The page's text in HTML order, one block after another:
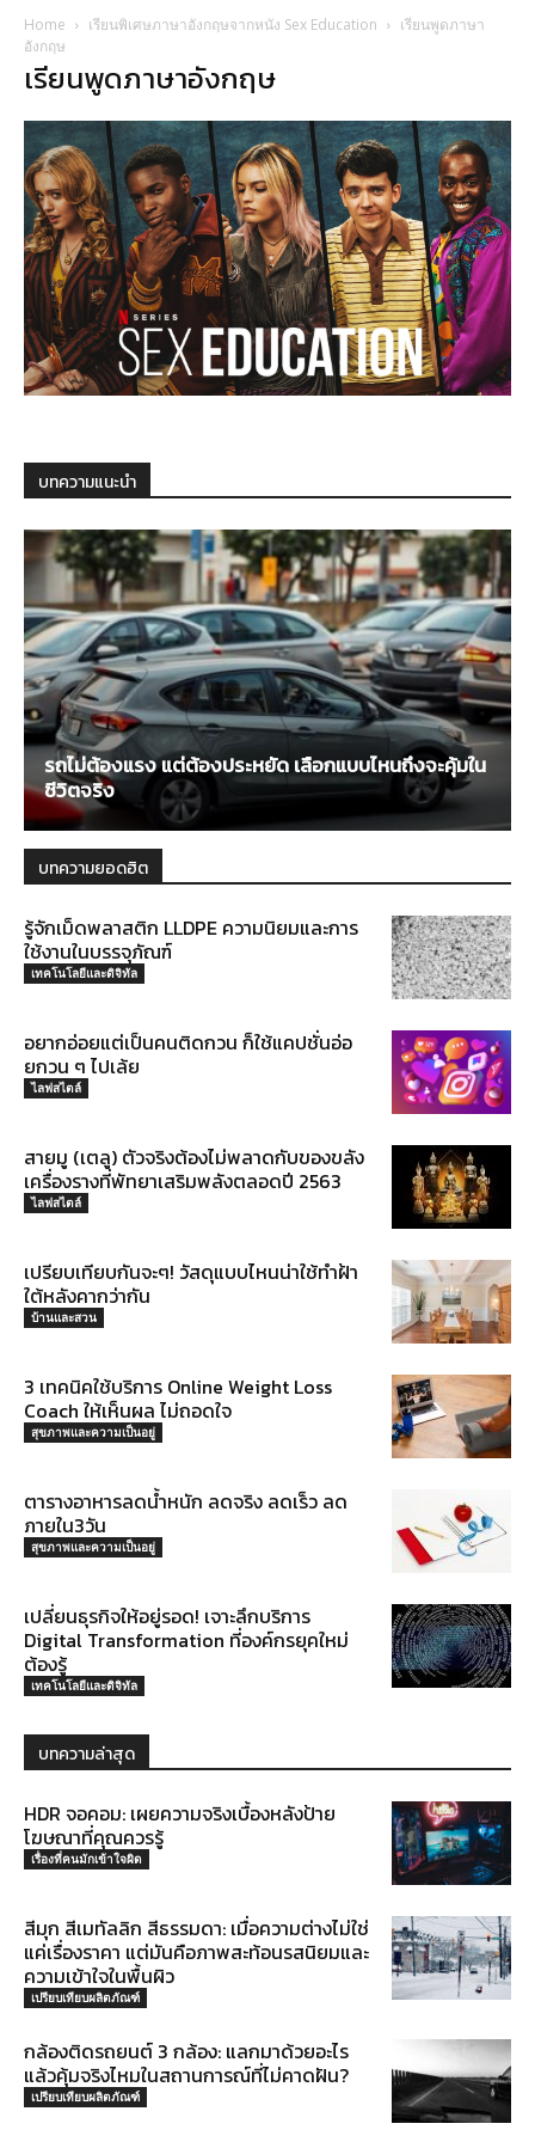
Home เรียนพิเศษภาษาอังกฤษจากหนัง Sex Education
เรียนพูดภาษา
อังกฤษ
เรียนพูดภาษาอังกฤษ
บทความแนะนำ
รถไม่ต้องแรง แต่ต้องประหยัด เลือกแบบไหนถึงจะคุ้มใน
ชีวิตจริง
บทความยอดฮิต
รู้จักเม็ดพลาสติก LLDPE ความนิยมและการ
ใช้งานในบรรจุภัณฑ์
เทคโนโลยีและดิจิทัล
อยากอ่อยแต่เป็นคนติดกวน ก็ใช้แคปชั่นอ่อ
ยกวน ๆ ไปเล้ย
ไลฟสไตล์
สายมู (เตลู) ตัวจริงต้องไม่พลาดกับของขลัง
เครื่องรางที่พัทยาเสริมพลังตลอดปี 2563
ไลฟสไตล์
เปรียบเทียบกันจะๆ! วัสดุแบบไหนน่าใช้ทำฝ้า
ใต้หลังคากว่ากัน
บ้านและสวน
3 เทคนิคใช้บริการ Online Weight Loss
Coach ให้เห็นผล ไม่ถอดใจ
สุขภาพและความเป็นอยู่
ตารางอาหารลดน้ำหนัก ลดจริง ลดเร็ว ลด
ภายใน3วัน
สุขภาพและความเป็นอยู่
เปลี่ยนธุรกิจให้อยู่รอด! เจาะลึกบริการ
Digital Transformation ที่องค์กรยุคใหม่
ต้องรู้
เทคโนโลยีและดิจิทัล
บทความล่าสุด
HDR จอคอม: เผยความจริงเบื้องหลังป้าย
โฆษณาที่คุณควรรู้
เรื่องที่คนมักเข้าใจผิด
สีมุก สีเมทัลลิก สีธรรมดา: เมื่อความต่างไม่ใช่
แค่เรื่องราคา แต่มันคือภาพสะท้อนรสนิยมและ
ความเข้าใจในพื้นผิว
เปรียบเทียบผลิตภัณฑ์
กล้องติดรถยนต์ 3 กล้อง: แลกมาด้วยอะไร
แล้วคุ้มจริงไหมในสถานการณ์ที่ไม่คาดฝัน?
เปรียบเทียบผลิตภัณฑ์